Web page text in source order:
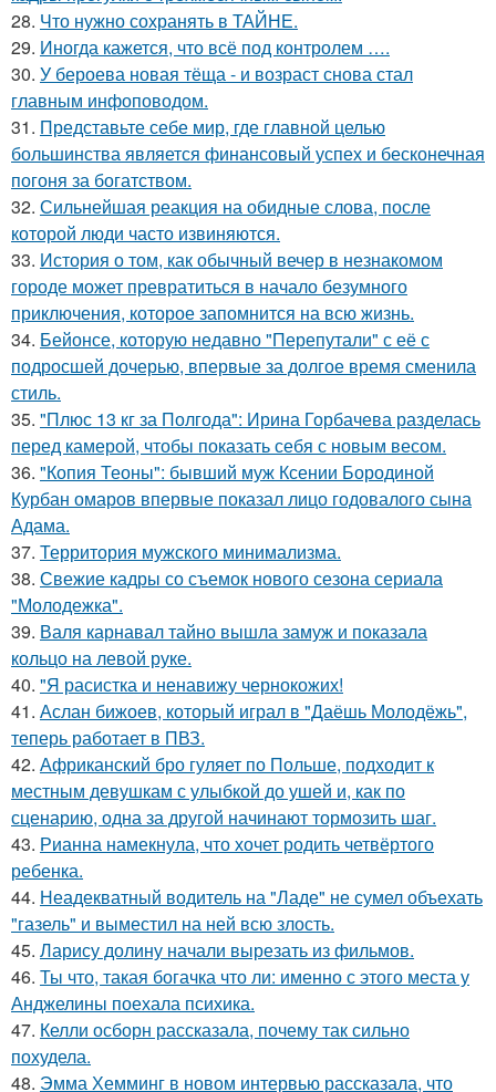
28. Что нужно сохранять в ТАЙНЕ.
29. Иногда кажется, что всё под контролем ….
30. У бероева новая тёща - и возраст снова стал
главным инфоповодом.
31. Представьте себе мир, где главной целью
большинства является финансовый успех и бесконечная
погоня за богатством.
32. Сильнейшая реакция на обидные слова, после
которой люди часто извиняются.
33. История о том, как обычный вечер в незнакомом
городе может превратиться в начало безумного
приключения, которое запомнится на всю жизнь.
34. Бейонсе, которую недавно "Перепутали" с её с
подросшей дочерью, впервые за долгое время сменила
стиль.
35. "Плюс 13 кг за Полгода": Ирина Горбачева разделась
перед камерой, чтобы показать себя с новым весом.
36. "Копия Теоны": бывший муж Ксении Бородиной
Курбан омаров впервые показал лицо годовалого сына
Адама.
37. Территория мужского минимализма.
38. Свежие кадры со съемок нового сезона сериала
"Молодежка".
39. Валя карнавал тайно вышла замуж и показала
кольцо на левой руке.
40. "Я расистка и ненавижу чернокожих!
41. Аслан бижоев, который играл в "Даёшь Молодёжь",
теперь работает в ПВЗ.
42. Африканский бро гуляет по Польше, подходит к
местным девушкам с улыбкой до ушей и, как по
сценарию, одна за другой начинают тормозить шаг.
43. Рианна намекнула, что хочет родить четвёртого
ребенка.
44. Неадекватный водитель на "Ладе" не сумел объехать
"газель" и выместил на ней всю злость.
45. Ларису долину начали вырезать из фильмов.
46. Ты что, такая богачка что ли: именно с этого места у
Анджелины поехала психика.
47. Келли осборн рассказала, почему так сильно
похудела.
48. Эмма Хемминг в новом интервью рассказала, что